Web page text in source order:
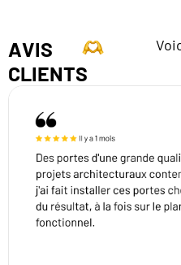
AVIS
CLIENTS